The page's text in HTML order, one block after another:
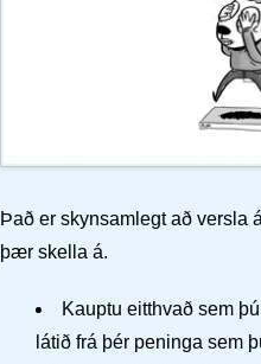
Það er skynsamlegt að versla
þær skella á.
Kauptu eitthvað sem
látið frá þér peninga sem